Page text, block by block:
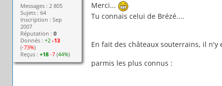
Messages : 2 805
Sujets : 64
Inscription : Sep
2007
Réputation :0
Donnés :+2 -13
(-73%)
Reçus :+18 -7 (44%)
Merci...
Tu connais celui de Brézé....
En fait des châteaux souterrains, il n'y
parmis les plus connus :